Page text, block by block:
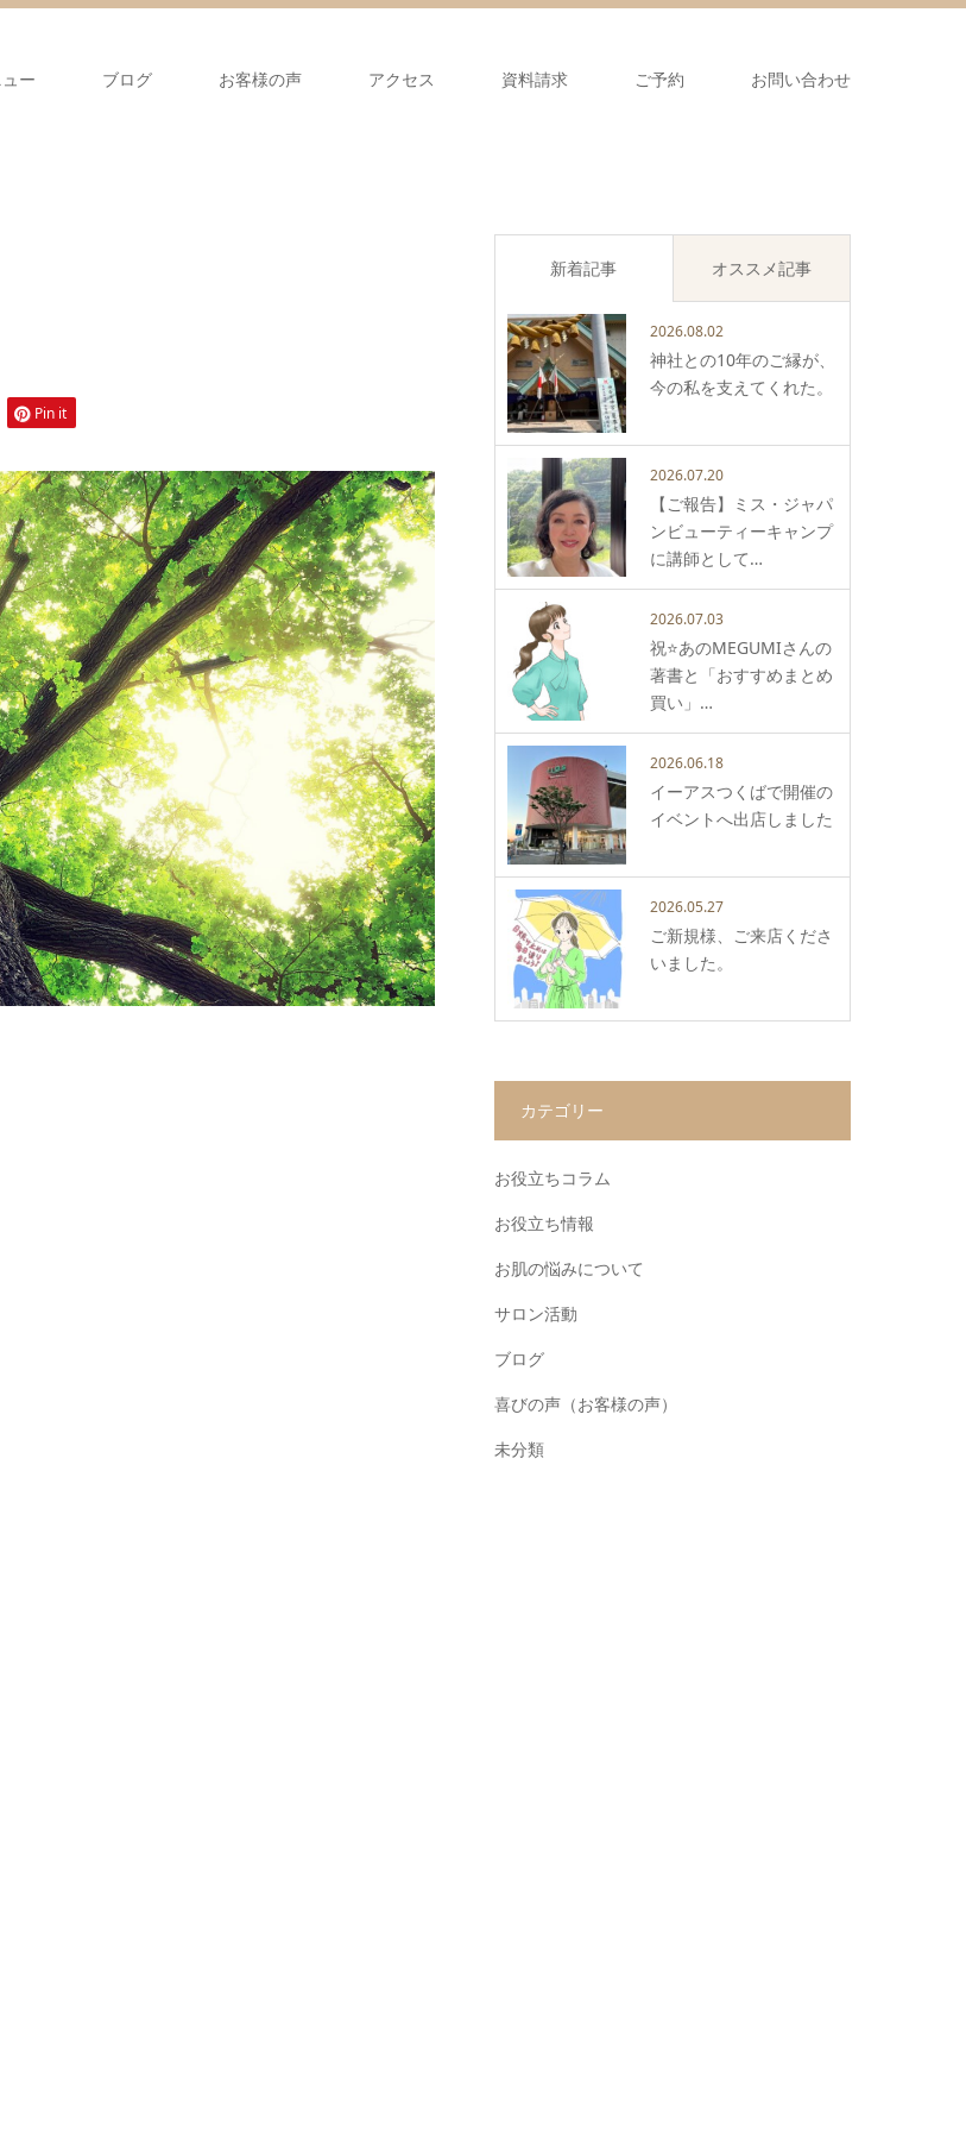
ー ブログ お客様の声 アクセス 資料請求 ご予約 お問い合わせ
Pin it
新着記事 オススメ記事
2026.08.02
神社との10年のご縁が、
今の私を支えてくれた。
2026.07.20
【ご報告】ミス・ジャパ
ンビューティーキャンプ
に講師として…
2026.07.03
祝⭐️あのMEGUMIさんの
著書と「おすすめまとめ
買い」…
2026.06.18
イーアスつくばで開催の
イベントへ出店しました
2026.05.27
ご新規様、ご来店くださ
いました。
カテゴリー
お役立ちコラム
お役立ち情報
お肌の悩みについて
サロン活動
ブログ
喜びの声（お客様の声）
未分類